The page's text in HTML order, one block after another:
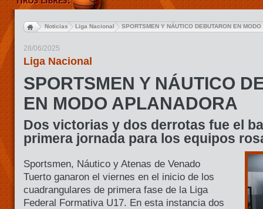
Noticias Liga Nacional SPORTSMEN Y NÁUTICO DEBUTARON EN
28/06/2025
Liga Nacional
SPORTSMEN Y NÁUTICO
EN MODO APLANADORA
Dos victorias y dos derrotas fue el
primera jornada para los equipos
Sportsmen, Náutico y Atenas de Venado
Tuerto ganaron el viernes en el inicio de los
cuadrangulares de primera fase de la Liga
Federal Formativa U17. En esta instancia dos